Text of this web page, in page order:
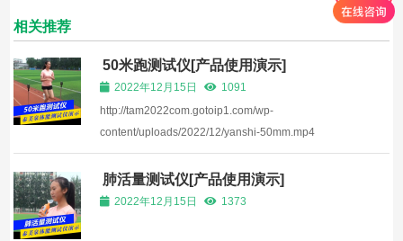
相关推荐
50米跑测试仪[产品使用演示]
2022年12月15日
1091
http://tam2022com.gotoip1.com/wp-
content/uploads/2022/12/yanshi-50mm.mp4
肺活量测试仪[产品使用演示]
2022年12月15日 1373